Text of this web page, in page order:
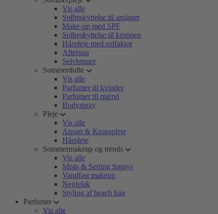
Vis alle
Solbeskyttelse til ansigtet
Make-up med SPF
Solbeskyttelse til kroppen
Hårpleje med solfaktor
Aftersun
Selvbruner
Sommerdufte
Vis alle
Parfumer til kvinder
Parfumer til mænd
Bodyspray
Pleje
Vis alle
Ansigt & Kropspleje
Hårpleje
Sommermakeup og trends
Vis alle
Mists & Setting Sprays
Vandfast makeup
Neglelak
Styling af beach hair
Parfumer
Vis alle